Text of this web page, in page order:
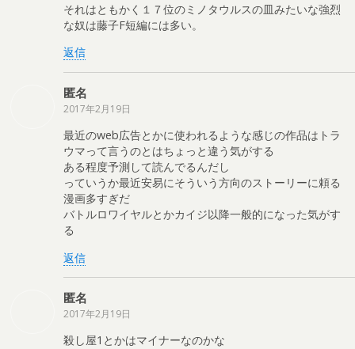
それはともかく１７位のミノタウルスの皿みたいな強烈
な奴は藤子F短編には多い。
返信
匿名
2017年2月19日
最近のweb広告とかに使われるような感じの作品はトラ
ウマって言うのとはちょっと違う気がする
ある程度予測して読んでるんだし
っていうか最近安易にそういう方向のストーリーに頼る
漫画多すぎだ
バトルロワイヤルとかカイジ以降一般的になった気がす
る
返信
匿名
2017年2月19日
殺し屋1とかはマイナーなのかな